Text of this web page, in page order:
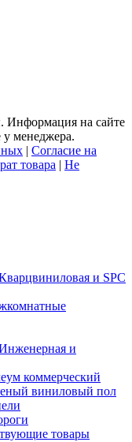
Информация на сайте
менеджера.
| Согласие на
товара | Не
и SPC
и
коммерческий
виниловый пол
товары